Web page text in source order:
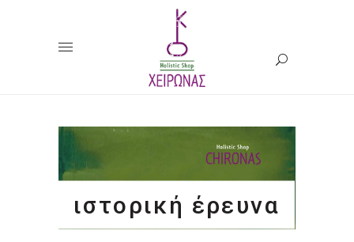
ιστορική έρευνα